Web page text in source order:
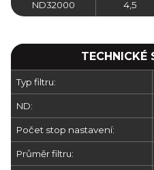
ND32000 4,5
TECHNICKÉ
Typ filtru:
ND:
Počet stop nastavení:
Průměr filtru: